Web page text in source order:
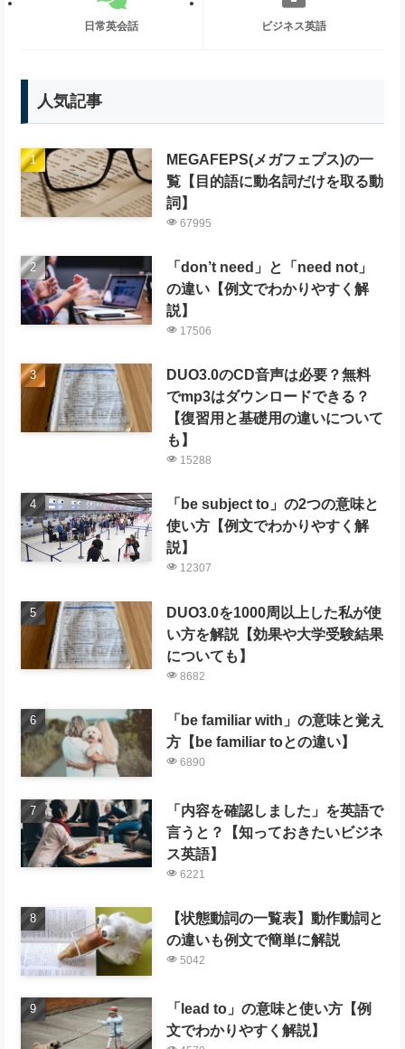
日常英会話 ビジネス英語
人気記事
MEGAFEPS(メガフェプス)の一
覧【目的語に動名詞だけを取る動
詞】
67995
「don’t need」と「need not」
の違い【例文でわかりやすく解
説】
17506
DUO3.0のCD音声は必要？無料
でmp3はダウンロードできる？
【復習用と基礎用の違いについて
も】
15288
「be subject to」の2つの意味と
使い方【例文でわかりやすく解
説】
12307
DUO3.0を1000周以上した私が使
い方を解説【効果や大学受験結果
についても】
8682
「be familiar with」の意味と覚え
方【be familiar toとの違い】
6890
「内容を確認しました」を英語で
言うと？【知っておきたいビジネ
ス英語】
6221
【状態動詞の一覧表】動作動詞と
の違いも例文で簡単に解説
5042
「lead to」の意味と使い方【例
文でわかりやすく解説】